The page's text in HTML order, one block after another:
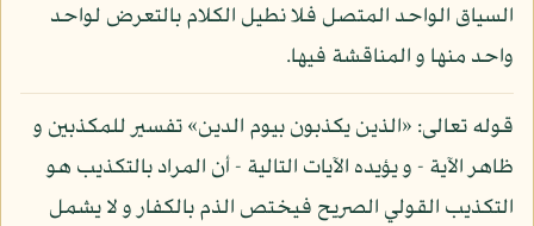
السياق الواحد المتصل فلا نطيل الكلام بالتعرض لواحد
واحد منها و المناقشة فيها.
قوله تعالى: «الذين يكذبون بيوم الدين» تفسير للمكذبين و
ظاهر الآية - و يؤيده الآيات التالية - أن المراد بالتكذيب هو
التكذيب القولي الصريح فيختص الذم بالكفار و لا يشمل